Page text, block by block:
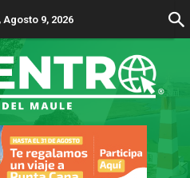
Agosto 9, 2026